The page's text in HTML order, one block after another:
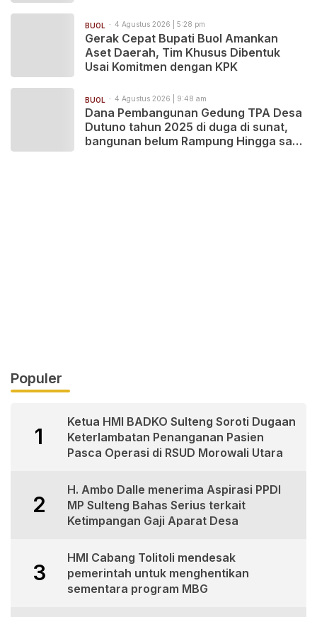
BUOL 4 Agustus 2026 | 5:28 pm
Gerak Cepat Bupati Buol Amankan
Aset Daerah, Tim Khusus Dibentuk
Usai Komitmen dengan KPK
BUOL 4 Agustus 2026 | 9:48 am
Dana Pembangunan Gedung TPA Desa
Dutuno tahun 2025 di duga di sunat,
bangunan belum Rampung Hingga saat
Populer
1
Ketua HMI BADKO Sulteng Soroti Dugaan
Keterlambatan Penanganan Pasien
Pasca Operasi di RSUD Morowali Utara
2
H. Ambo Dalle menerima Aspirasi PPDI
MP Sulteng Bahas Serius terkait
Ketimpangan Gaji Aparat Desa
3
HMI Cabang Tolitoli mendesak
pemerintah untuk menghentikan
sementara program MBG